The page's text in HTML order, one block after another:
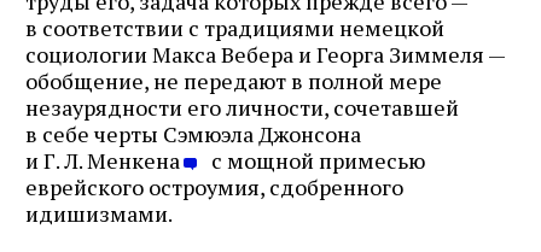
в соответствии с традициями немецкой
социологии Макса Вебера и Георга Зиммеля —
обобщение, не передают в полной мере
незаурядности его личности, сочетавшей
в себе черты Сэмюэла Джонсона
и Г. Л. Менкена
c мощной примесью
еврейского остроумия, сдобренного
идишизмами.